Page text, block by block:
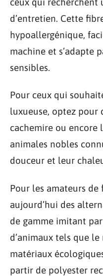
d’entretien. Cette
hypoallergénique,
machine et s’adapte
sensibles.
Pour ceux qui
luxueuse, optez pour
cachemire ou encore
animales nobles
douceur et leur
Pour les amateurs
aujourd’hui des
de gamme imitant
d’animaux tels que
matériaux
partir de polyester